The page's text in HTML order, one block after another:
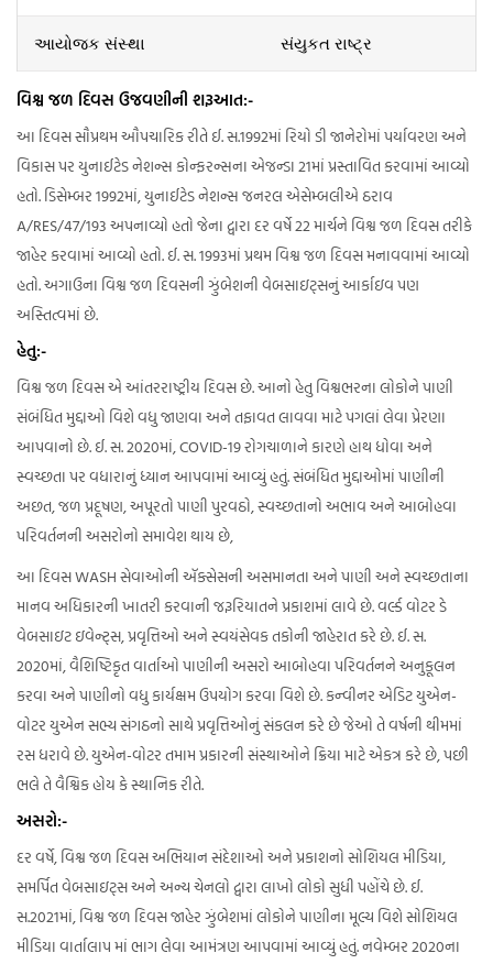
આયોજક સંસ્થા સંયુકત રાષ્ટ્ર
વિશ્વ જળ દિવસ ઉજવણીની શરૂઆત:-
આ દિવસ સૌપ્રથમ ઔપચારિક રીતે ઈ. સ.1992માં રિયો ડી જાનેરોમાં પર્યાવરણ અને
વિકાસ પર યુનાઈટેડ નેશન્સ કોન્ફરન્સના એજન્ડા 21માં પ્રસ્તાવિત કરવામાં આવ્યો
હતો. ડિસેમ્બર 1992માં, યુનાઈટેડ નેશન્સ જનરલ એસેમ્બલીએ ઠરાવ
A/RES/47/193 અપનાવ્યો હતો જેના દ્વારા દર વર્ષે 22 માર્ચને વિશ્વ જળ દિવસ તરીકે
જાહેર કરવામાં આવ્યો હતો. ઈ. સ. 1993માં પ્રથમ વિશ્વ જળ દિવસ મનાવવામાં આવ્યો
હતો. અગાઉના વિશ્વ જળ દિવસની ઝુંબેશની વેબસાઇટ્સનું આર્કાઇવ પણ
અસ્તિત્વમાં છે.
હેતુ:-
વિશ્વ જળ દિવસ એ આંતરરાષ્ટ્રીય દિવસ છે. આનો હેતુ વિશ્વભરના લોકોને પાણી
સંબંધિત મુદ્દાઓ વિશે વધુ જાણવા અને તફાવત લાવવા માટે પગલાં લેવા પ્રેરણા
આપવાનો છે. ઈ. સ. 2020માં, COVID-19 રોગચાળાને કારણે હાથ ધોવા અને
સ્વચ્છતા પર વધારાનું ધ્યાન આપવામાં આવ્યું હતું. સંબંધિત મુદ્દાઓમાં પાણીની
અછત, જળ પ્રદૂષણ, અપૂરતો પાણી પુરવઠો, સ્વચ્છતાનો અભાવ અને આબોહવા
પરિવર્તનની અસરોનો સમાવેશ થાય છે,
આ દિવસ WASH સેવાઓની ઍક્સેસની અસમાનતા અને પાણી અને સ્વચ્છતાના
માનવ અધિકારની ખાતરી કરવાની જરૂરિયાતને પ્રકાશમાં લાવે છે. વર્લ્ડ વોટર ડે
વેબસાઇટ ઇવેન્ટ્સ, પ્રવૃત્તિઓ અને સ્વયંસેવક તકોની જાહેરાત કરે છે. ઈ. સ.
2020માં, વૈશિષ્ટિકૃત વાર્તાઓ પાણીની અસરો આબોહવા પરિવર્તનને અનુકૂલન
કરવા અને પાણીનો વધુ કાર્યક્ષમ ઉપયોગ કરવા વિશે છે. કન્વીનર એડિટ યુએન-
વોટર યુએન સભ્ય સંગઠનો સાથે પ્રવૃત્તિઓનું સંકલન કરે છે જેઓ તે વર્ષની થીમમાં
રસ ધરાવે છે. યુએન-વોટર તમામ પ્રકારની સંસ્થાઓને ક્રિયા માટે એકત્ર કરે છે, પછી
ભલે તે વૈશ્વિક હોય કે સ્થાનિક રીતે.
અસરો:-
દર વર્ષે, વિશ્વ જળ દિવસ અભિયાન સંદેશાઓ અને પ્રકાશનો સોશિયલ મીડિયા,
સમર્પિત વેબસાઇટ્સ અને અન્ય ચેનલો દ્વારા લાખો લોકો સુધી પહોંચે છે. ઈ.
સ.2021માં, વિશ્વ જળ દિવસ જાહેર ઝુંબેશમાં લોકોને પાણીના મૂલ્ય વિશે સોશિયલ
મીડિયા વાર્તાલાપ માં ભાગ લેવા આમંત્રણ આપવામાં આવ્યું હતું. નવેમ્બર 2020ના